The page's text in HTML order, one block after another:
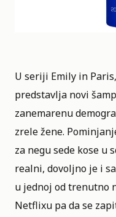
U seriji Emily in
predstavlja novi
zanemarenu
zrele žene.
za negu sede kose u
realni, dovoljno je i
u jednoj od trenutno
Netflixu pa da se